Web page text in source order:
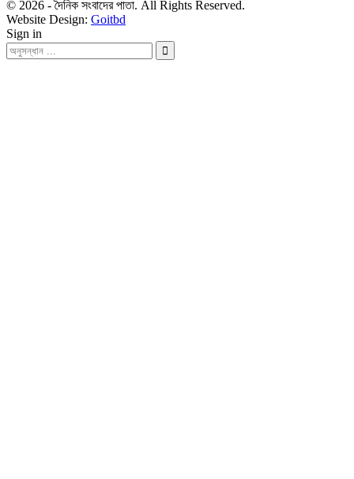
© 2026 - দৈনিক সংবাদের পাতা. All Rights Reserved.
Website Design: Goitbd
Sign in